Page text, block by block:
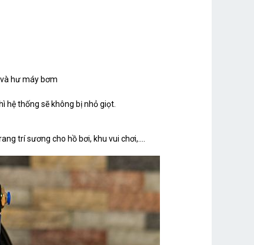
hư máy bơm
hệ thống sẽ không bị nhỏ giọt.
trí sương cho hồ bơi, khu vui chơi,....